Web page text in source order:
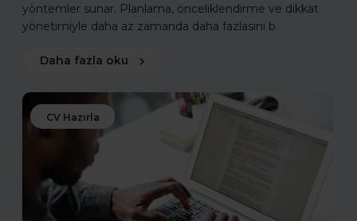
yöntemler sunar. Planlama, önceliklendirme ve dikkat
yönetimiyle daha az zamanda daha fazlasını b
Daha fazla oku
CV Hazırla